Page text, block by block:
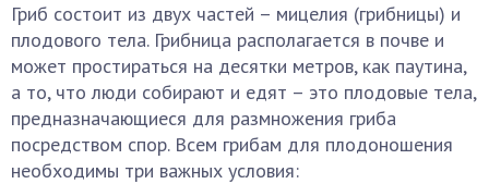
Гриб состоит из двух частей – мицелия (грибницы) и
плодового тела. Грибница располагается в почве и
может простираться на десятки метров, как паутина,
а то, что люди собирают и едят – это плодовые тела,
предназначающиеся для размножения гриба
посредством спор. Всем грибам для плодоношения
необходимы три важных условия: